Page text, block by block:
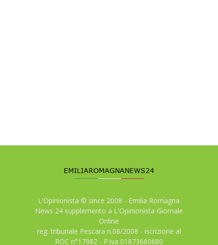
L'Opinionista © since 2008 - Emilia Romagna
News 24 supplemento a L'Opinionista Giornale
Online
reg. tribunale Pescara n.08/2008 - iscrizione al
ROC n°17982 - P.iva 01873660680